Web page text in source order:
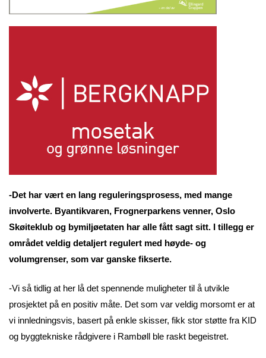
-Det har vært en lang reguleringsprosess, med mange
involverte. Byantikvaren, Frognerparkens venner, Oslo
Skøiteklub og bymiljøetaten har alle fått sagt sitt. I tillegg er
området veldig detaljert regulert med høyde- og
volumgrenser, som var ganske fikserte.
-Vi så tidlig at her lå det spennende muligheter til å utvikle
prosjektet på en positiv måte. Det som var veldig morsomt er at
vi innledningsvis, basert på enkle skisser, fikk stor støtte fra KID
og byggtekniske rådgivere i Rambøll ble raskt begeistret.